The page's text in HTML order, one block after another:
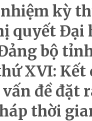
kỳ
quyết Đại
bộ
XVI: Kết
vấn đề đặt
thời